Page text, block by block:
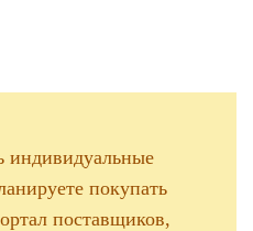
индивидуальные
покупать
поставщиков,